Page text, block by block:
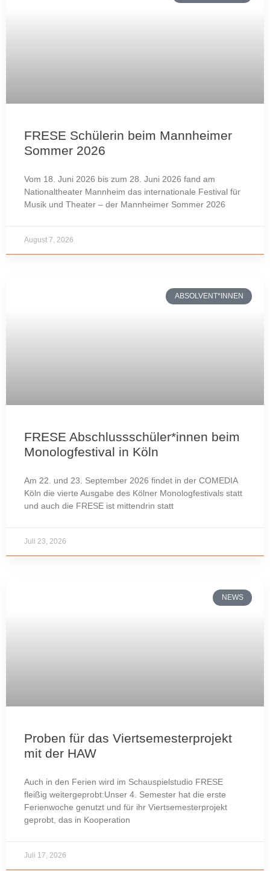
FRESE Schülerin beim Mannheimer
Sommer 2026
Vom 18. Juni 2026 bis zum 28. Juni 2026 fand am
Nationaltheater Mannheim das internationale Festival für
Musik und Theater – der Mannheimer Sommer 2026
August 7, 2026
ABSOLVENT*INNEN
FRESE Abschlussschüler*innen beim
Monologfestival in Köln
Am 22. und 23. September 2026 findet in der COMEDIA
Köln die vierte Ausgabe des Kölner Monologfestivals statt
und auch die FRESE ist mittendrin statt
Juli 23, 2026
NEWS
Proben für das Viertsemesterprojekt
mit der HAW
Auch in den Ferien wird im Schauspielstudio FRESE
fleißig weitergeprobt:Unser 4. Semester hat die erste
Ferienwoche genutzt und für ihr Viertsemesterprojekt
geprobt, das in Kooperation
Juli 17, 2026